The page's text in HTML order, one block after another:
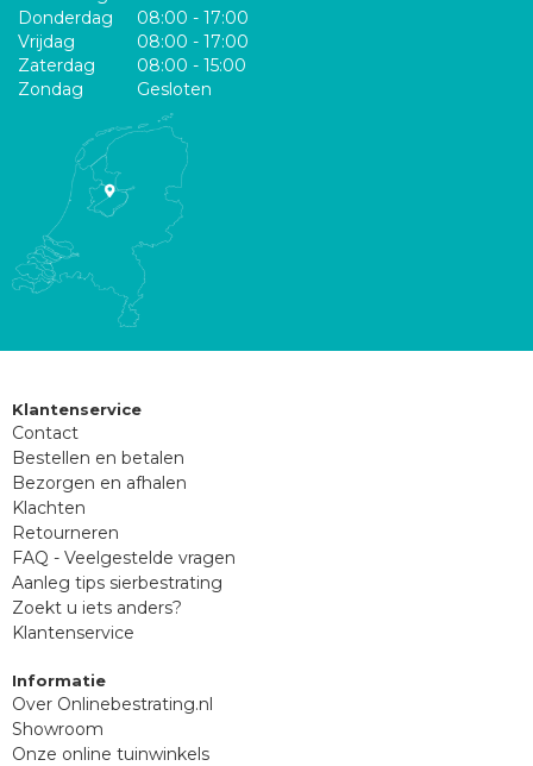
Donderdag
08:00 - 17:00
Vrijdag
08:00 - 17:00
Zaterdag
08:00 - 15:00
Zondag
Gesloten
Klantenservice
Contact
Bestellen en betalen
Bezorgen en afhalen
Klachten
Retourneren
FAQ - Veelgestelde vragen
Aanleg tips sierbestrating
Zoekt u iets anders?
Klantenservice
Informatie
Over Onlinebestrating.nl
Showroom
Onze online tuinwinkels